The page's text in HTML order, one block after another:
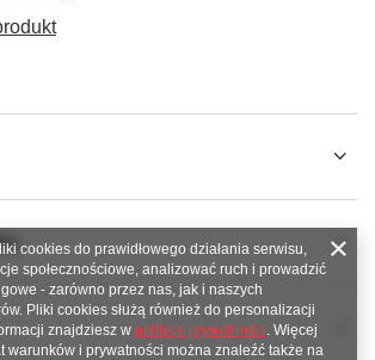
cookies do prawidłowego działania serwisu,
społecznościowe, analizować ruch i prowadzić
- zarówno przez nas, jak i naszych
Pliki cookies służą również do personalizacji
znajdziesz w polityce prywatności. Więcej
warunków i prywatności można znaleźć także na